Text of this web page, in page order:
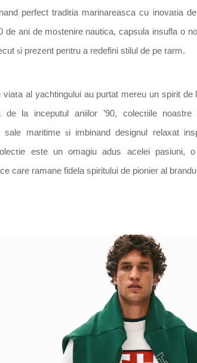
perfect traditia marinareasca cu inovatia
de ani de mostenire nautica, capsula insufla o
si prezent pentru a redefini stilul de petarm.
viata al yachtingului au purtat mereu un spirit de
de la inceputul aniilor ’90, colectiile noastre
sale maritime si imbinand designul relaxat
tie este un omagiu adus acelei pasiuni, o
care ramane fidela spiritului de pionier al